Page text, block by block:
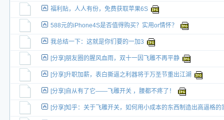
福利贴，人人有份，免费获取苹果6S
588元的iPhone4S是否值得购买？实用or情怀？
我总结一下：这就是你们要的一加3
[分享]朋友圈的腥风血雨，双十一因飞雕不再平静
[分享]升职加薪，表白撕逼之利器将于万圣节重出江湖
[分享]自从有了它——飞雕开关 ，腰都不疼了！
[分享]知乎：关于飞雕开关，如何用小成本的东西制造出高逼格的